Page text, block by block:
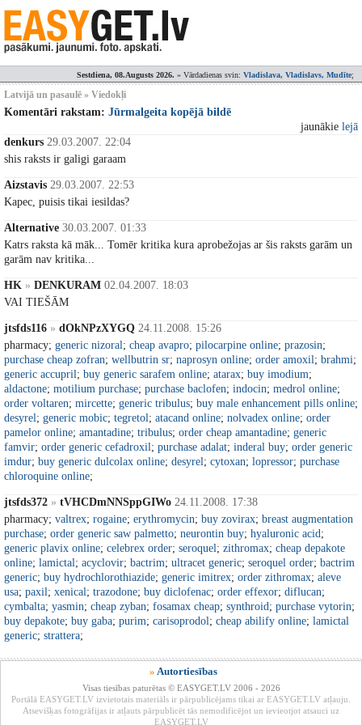
Sestdiena, 08.Augusts 2026. » Vārdadienas svin: Vladislava, Vladislavs, Mudīte;
Latvijā un pasaulē » Viedokļi
Komentāri rakstam: Jūrmalgeita kopējā bildē
jaunākie lejā
denkurs 29.03.2007. 22:04
shis raksts ir galigi garaam
Aizstavis 29.03.2007. 22:53
Kapec, puisis tikai iesildas?
Alternative 30.03.2007. 01:33
Katrs raksta kā māk... Tomēr kritika kura aprobežojas ar šis raksts garām un
garām nav kritika...
HK » DENKURAM 02.04.2007. 18:03
VAI TIEŠĀM
jtsfds116 » dOkNPzXYGQ 24.11.2008. 15:26
pharmacy; generic nizoral; cheap avapro; pilocarpine online; prazosin;
purchase cheap zofran; wellbutrin sr; naprosyn online; order amoxil; brahmi;
generic accupril; buy generic sarafem online; atarax; buy imodium;
aldactone; motilium purchase; purchase baclofen; indocin; medrol online;
order voltaren; mircette; generic tribulus; buy male enhancement pills online;
desyrel; generic mobic; tegretol; atacand online; nolvadex online; order
pamelor online; amantadine; tribulus; order cheap amantadine; generic
famvir; order generic cefadroxil; purchase adalat; inderal buy; order generic
imdur; buy generic dulcolax online; desyrel; cytoxan; lopressor; purchase
chloroquine online;
jtsfds372 » tVHCDmNNSppGIWo 24.11.2008. 17:38
pharmacy; valtrex; rogaine; erythromycin; buy zovirax; breast augmentation
purchase; order generic saw palmetto; neurontin buy; hyaluronic acid;
generic plavix online; celebrex order; seroquel; zithromax; cheap depakote
online; lamictal; acyclovir; bactrim; ultracet generic; seroquel order; bactrim
generic; buy hydrochlorothiazide; generic imitrex; order zithromax; aleve
usa; paxil; xenical; trazodone; buy diclofenac; order effexor; diflucan;
cymbalta; yasmin; cheap zyban; fosamax cheap; synthroid; purchase vytorin;
buy depakote; buy gaba; purim; carisoprodol; cheap abilify online; lamictal
generic; strattera;
» Autortiesības
Visas tiesības paturētas © EASYGET.LV 2006 - 2026
Portālā EASYGET.LV izvietotais materiāls ir pārpublicējams tikai ar EASYGET.LV atļauju.
Atsevišķas fotogrāfijas ir atļauts pārpublicēt tās nemodificējot un ievieotjot atsauci uz
EASYGET.LV